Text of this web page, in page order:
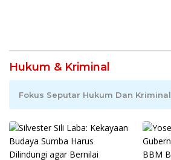
Hukum & Kriminal
Fokus Seputar Hukum Dan Kriminal